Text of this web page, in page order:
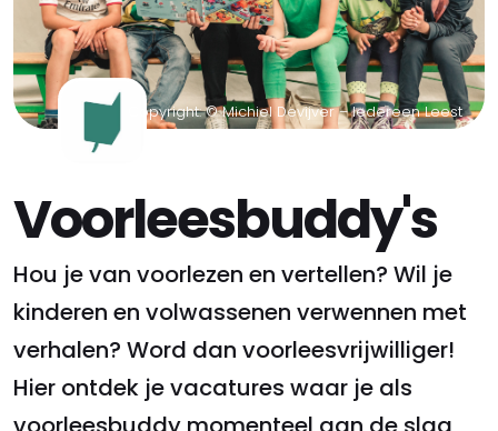
Copyright: © Michiel Devijver – Iedereen Leest
Voorleesbuddy's
Hou je van voorlezen en vertellen? Wil je
kinderen en volwassenen verwennen met
verhalen? Word dan voorleesvrijwilliger!
Hier ontdek je vacatures waar je als